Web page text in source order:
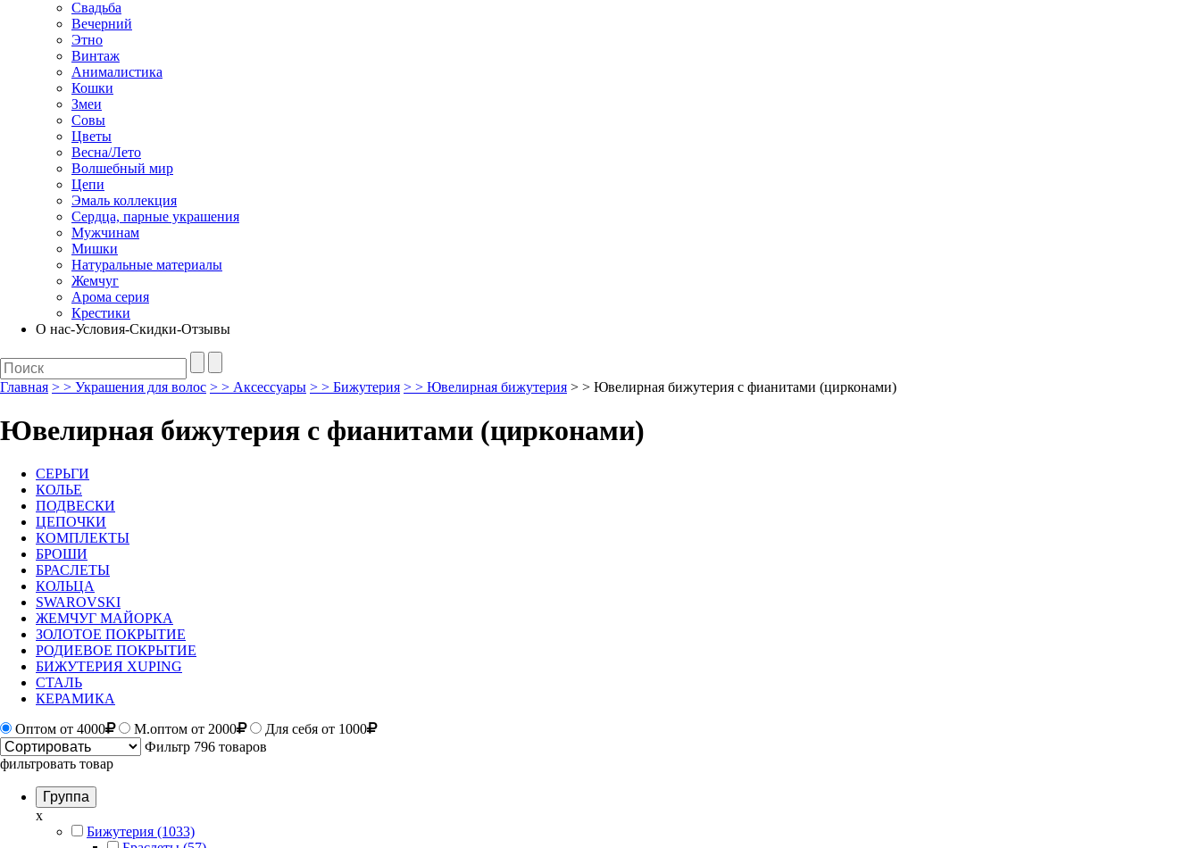
Свадьба
Вечерний
Этно
Винтаж
Анималистика
Кошки
Змеи
Совы
Цветы
Весна/Лето
Волшебный мир
Цепи
Эмаль коллекция
Сердца, парные украшения
Мужчинам
Мишки
Натуральные материалы
Жемчуг
Арома серия
Крестики
О нас-Условия-Скидки-Отзывы
Главная > > Украшения для волос > > Аксессуары > > Бижутерия > > Ювелирная бижутерия > > Ювелирная бижутерия с фианитами (цирконами)
Ювелирная бижутерия с фианитами (цирконами)
СЕРЬГИ
КОЛЬЕ
ПОДВЕСКИ
ЦЕПОЧКИ
КОМПЛЕКТЫ
БРОШИ
БРАСЛЕТЫ
КОЛЬЦА
SWAROVSKI
ЖЕМЧУГ МАЙОРКА
ЗОЛОТОЕ ПОКРЫТИЕ
РОДИЕВОЕ ПОКРЫТИЕ
БИЖУТЕРИЯ XUPING
СТАЛЬ
КЕРАМИКА
Оптом от 4000 М.оптом от 2000
Для себя от 1000
Фильтр 796 товаров
фильтровать товар
Группа
x
Бижутерия (1033)